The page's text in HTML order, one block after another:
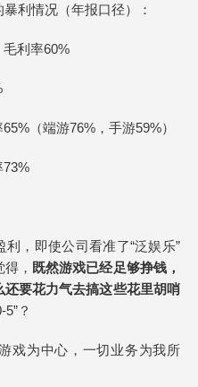
利情况（年报口径）：
利率60%
（端游76%，手游59%）
73%
，即使公司看准了“泛娱乐”
， 既然游戏已经足够挣钱，
要花力气去搞这些花里胡哨
？
戏为中心，一切业务为我所